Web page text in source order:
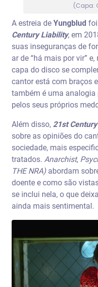
(Capa:
A estreia de Yungblud
Century Liability, em
suas inseguranças de
ar de “há mais por vir”
capa do disco se
cantor está com braços
também é uma
pelos seus próprios
Além disso, 21st
sobre as opiniões do
sociedade, mais
tratados. Anarchist,
THE NRA) abordam
doente e como são
se inclui nela, o que
ainda mais sentimental.